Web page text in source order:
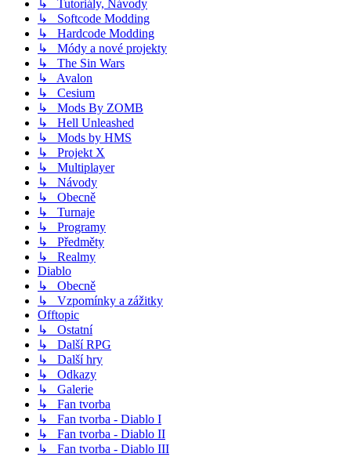
↳ Tutoriály, Návody
↳ Softcode Modding
↳ Hardcode Modding
↳ Módy a nové projekty
↳ The Sin Wars
↳ Avalon
↳ Cesium
↳ Mods By ZOMB
↳ Hell Unleashed
↳ Mods by HMS
↳ Projekt X
↳ Multiplayer
↳ Návody
↳ Obecně
↳ Turnaje
↳ Programy
↳ Předměty
↳ Realmy
Diablo
↳ Obecně
↳ Vzpomínky a zážitky
Offtopic
↳ Ostatní
↳ Další RPG
↳ Další hry
↳ Odkazy
↳ Galerie
↳ Fan tvorba
↳ Fan tvorba - Diablo I
↳ Fan tvorba - Diablo II
↳ Fan tvorba - Diablo III